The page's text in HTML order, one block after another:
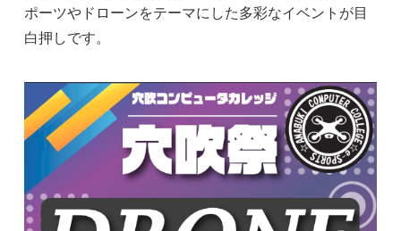
ポーツやドローンをテーマにした多彩なイベントが目
白押しです。